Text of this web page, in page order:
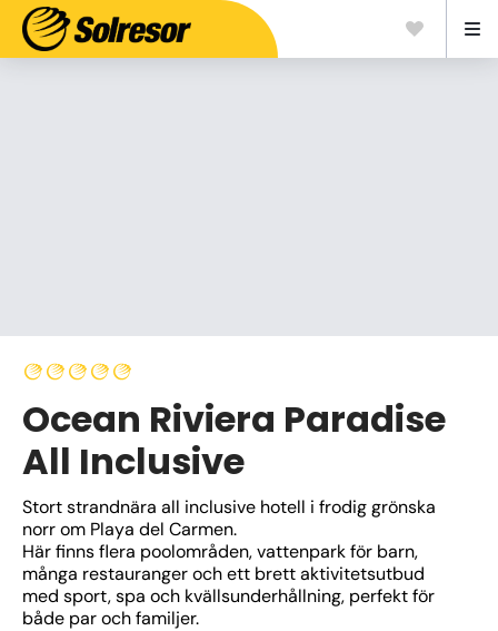
Ocean Riviera Paradise
All Inclusive
Stort strandnära all inclusive hotell i frodig grönska
norr om Playa del Carmen.
Här finns flera poolområden, vattenpark för barn,
många restauranger och ett brett aktivitetsutbud
med sport, spa och kvällsunderhållning, perfekt för
både par och familjer.